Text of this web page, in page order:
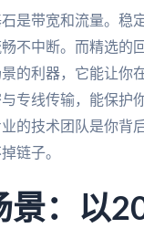
是带宽和流量。稳
不中断。而精选的
的利器，它能让你
专线传输，能保护
的技术团队是你背
链子。
景：以